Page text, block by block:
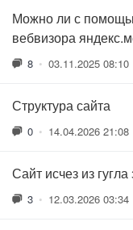
Можно ли с
вебвизора
8 • 03.11.2025 08:10
Структура сайта
0 • 14.04.2026 21:08
Сайт исчез из
3 • 12.03.2026 03:34